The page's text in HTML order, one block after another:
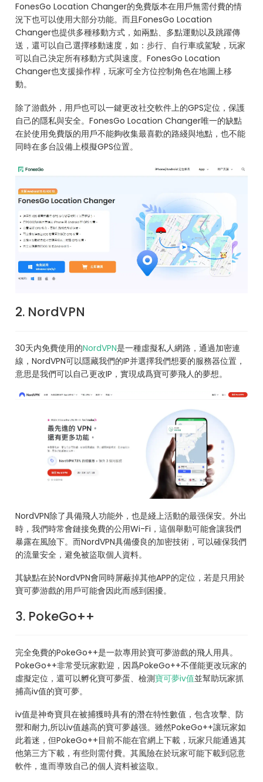
FonesGo Location Changer的免費版本在用戶無需付費的情
況下也可以使用大部分功能。而且FonesGo Location
Changer也提供多種移動方式，如兩點、多點運動以及跳躍傳
送，還可以自己選擇移動速度，如：步行、自行車或駕駛，玩家
可以自己決定所有移動方式與速度。FonesGo Location
Changer也支援操作桿，玩家可全方位控制角色在地圖上移
動。
除了游戲外，用戶也可以一鍵更改社交軟件上的GPS定位，保護
自己的隱私與安全。FonesGo Location Changer唯一的缺點
在於使用免費版的用戶不能夠收集最喜歡的路綫與地點，也不能
同時在多台設備上模擬GPS位置。
2. NordVPN
30天内免費使用的NordVPN是一種虛擬私人網路，通過加密連
線，NordVPN可以隱藏我們的IP并選擇我們想要的服務器位置，
意思是我們可以自己更改IP，實現成爲寶可夢飛人的夢想。
NordVPN除了具備飛人功能外，也是綫上活動的最强保安。外出
時，我們時常會鏈接免費的公用Wi-Fi，這個舉動可能會讓我們
暴露在風險下。而NordVPN具備優良的加密技術，可以確保我們
的流量安全，避免被盜取個人資料。
其缺點在於NordVPN會同時屏蔽掉其他APP的定位，若是只用於
寶可夢游戲的用戶可能會因此而感到困擾。
3. PokeGo++
完全免費的PokeGo++是一款專用於寶可夢游戲的飛人用具。
PokeGo++非常受玩家歡迎，因爲PokeGo++不僅能更改玩家的
虛擬定位，還可以孵化寶可夢蛋、檢測寶可夢iv值並幫助玩家抓
捕高iv值的寶可夢。
iv值是神奇寶貝在被捕獲時具有的潛在特性數值，包含攻擊、防
禦和耐力,所以iv值越高的寶可夢越强。雖然PokeGo++讓玩家如
此着迷，但PokeGo++目前不能在官網上下載，玩家只能通過其
他第三方下載，有些則需付費。其風險在於玩家可能下載到惡意
軟件，進而導致自己的個人資料被盜取。